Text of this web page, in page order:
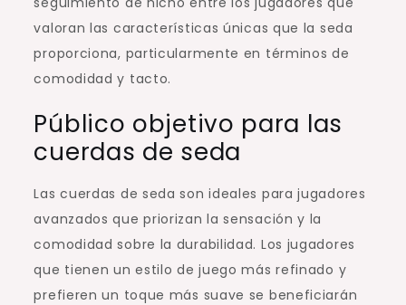
valoran las características únicas que la seda
proporciona, particularmente en términos de
comodidad y tacto.
Público objetivo para las
cuerdas de seda
Las cuerdas de seda son ideales para jugadores
avanzados que priorizan la sensación y la
comodidad sobre la durabilidad. Los jugadores
que tienen un estilo de juego más refinado y
prefieren un toque más suave se beneficiarán